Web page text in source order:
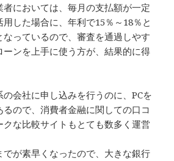
においては、毎月の支払額が一定
した場合に、年利で15％～18％と
っているので、審査を通過しやす
ーンを上手に使う方が、結果的に得
の会社に申し込みを行うのに、PCを
ので、消費者金融に関しての口コ
クな比較サイトもとても数多く運営
が素早くなったので、大きな銀行